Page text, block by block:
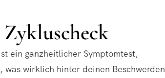
ein ganzheitlicher Symptomtest,
wirklich hinter deinen Beschwerden